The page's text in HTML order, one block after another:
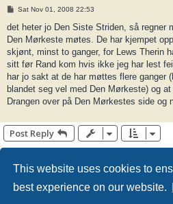
This website uses cookies to
best experience on our website.
P
s
Sat Nov 01, 2008 22:53
det heter jo Den Siste Striden, så regner
Den Mørkeste møtes. De har kjempet
skjønt, minst to ganger, for Lews Therin
sitt før Rand kom hvis ikke jeg har lest
har jo sakt at de har møttes flere ganger
blandet seg vel med Den Mørkeste) og
Drangen over på Den Mørkestes side og
Post Reply